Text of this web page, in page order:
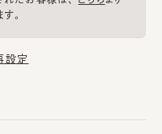
。
設定